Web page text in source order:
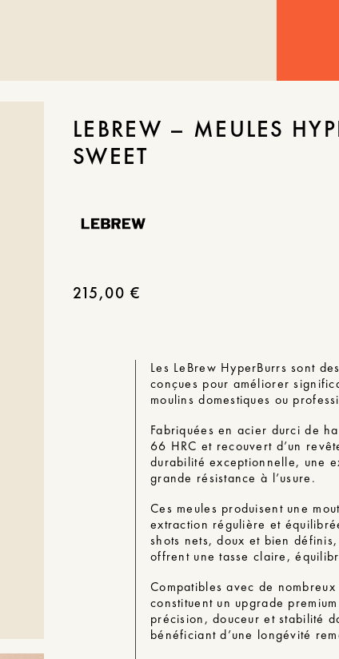
LEBREW – MEULES
SWEET
215,00€
Les LeBrew HyperBurrs sont
conçues pour améliorer
moulins domestiques ou
Fabriquées en acier durci de
66 HRC et recouvert d’un
durabilité exceptionnelle, une
grande résistance à l’usure.
Ces meules produisent une
extraction régulière et
shots nets, doux et bien
offrent une tasse claire,
Compatibles avec de
constituent un upgrade
précision, douceur et stabilité
bénéficiant d’une longévité